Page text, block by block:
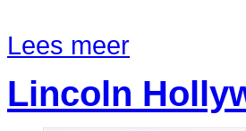
Lees meer
Lincoln